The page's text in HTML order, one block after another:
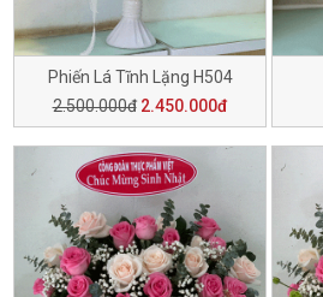
Phiến Lá Tĩnh Lặng H504
2.500.000đ 2.450.000đ